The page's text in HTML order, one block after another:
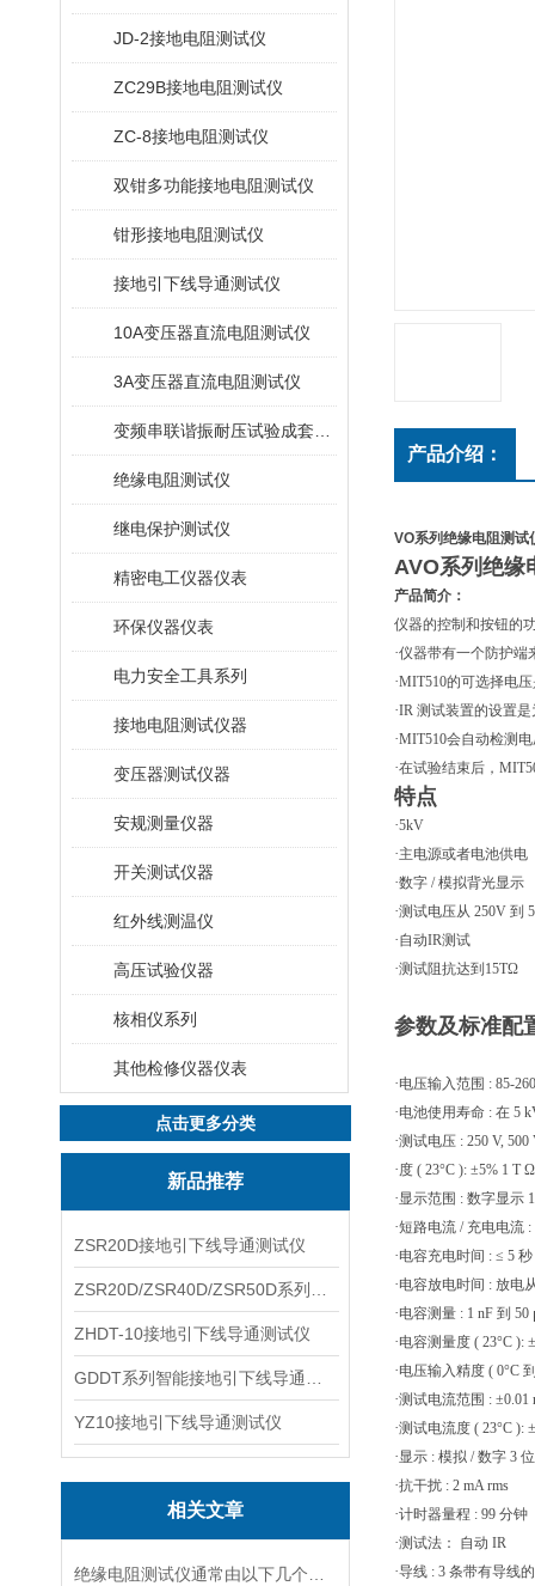
JD-2接地电阻测试仪
ZC29B接地电阻测试仪
ZC-8接地电阻测试仪
双钳多功能接地电阻测试仪
钳形接地电阻测试仪
接地引下线导通测试仪
10A变压器直流电阻测试仪
3A变压器直流电阻测试仪
绝缘电阻测试仪
继电保护测试仪
精密电工仪器仪表
环保仪器仪表
电力安全工具系列
接地电阻测试仪器
变压器测试仪器
安规测量仪器
开关测试仪器
红外线测温仪
高压试验仪器
核相仪系列
其他检修仪器仪表
点击更多分类
新品推荐
ZSR20D接地引下线导通测试仪
ZHDT-10接地引下线导通测试仪
YZ10接地引下线导通测试仪
相关文章
产品介绍：
VO系列绝缘电阻测试
AVO系列绝缘
产品简介：
仪器的控制和按钮的
·仪器带有一个防护端
·MIT510的可选择电
·IR 测试装置的设置
·MIT510会自动检测
·在试验结束后，
特点
·5kV
·主电源或者电池供电
·数字 /模拟背光显示
·测试电压从 250V 到
·自动IR测试
·测试阻抗达到 15TΩ
参数及标准配
·电压输入范围 : 85-
·电池使用寿命 : 在 5
·测试电压 : 250 V,
·度 ( 23°C ): ±5% 1 T
·显示范围 : 数字显示
·短路电流 / 充电电流
·电容充电时间 : ≤ 5 秒
·电容放电时间 : 放电
·电容测量 : 1 nF 到 50
·电容测量度 ( 23°C ):
·电压输入精度 ( 0°C
·测试电流范围 :
·测试电流度 ( 23°C ):
·显示 : 模拟 /数字 3
·抗干扰 : 2 mA rms
·计时器量程 : 99 分钟
·测试法： 自动 IR
·导线 : 3 条带有导线